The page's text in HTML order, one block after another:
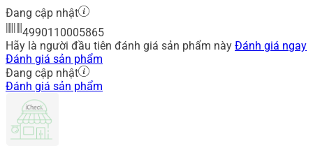
Đang cập nhật
4990110005865
Hãy là người đầu tiên đánh giá sản phẩm này Đánh giá ngay
Đánh giá sản phẩm
Đang cập nhật
Đánh giá sản phẩm